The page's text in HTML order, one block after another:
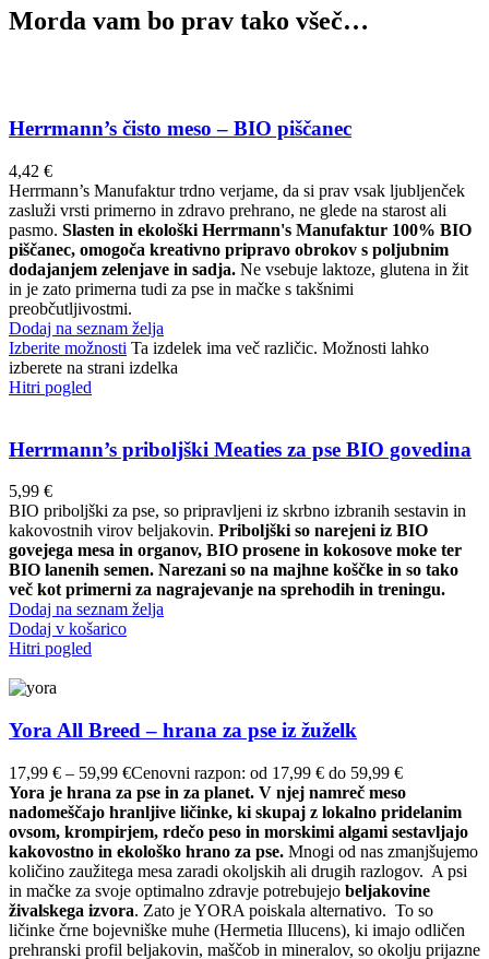
Morda vam bo prav tako všeč…
Herrmann’s čisto meso – BIO piščanec
4,42 €
Herrmann’s Manufaktur trdno verjame, da si prav vsak ljubljenček
zasluži vrsti primerno in zdravo prehrano, ne glede na starost ali
pasmo. Slasten in ekološki Herrmann's Manufaktur 100% BIO
piščanec, omogoča kreativno pripravo obrokov s poljubnim
dodajanjem zelenjave in sadja. Ne vsebuje laktoze, glutena in žit
in je zato primerna tudi za pse in mačke s takšnimi
preobčutljivostmi.
Dodaj na seznam želja
Izberite možnosti Ta izdelek ima več različic. Možnosti lahko
izberete na strani izdelka
Hitri pogled
Herrmann’s priboljški Meaties za pse BIO govedina
5,99 €
BIO priboljški za pse, so pripravljeni iz skrbno izbranih sestavin in
kakovostnih virov beljakovin. Priboljški so narejeni iz BIO
govejega mesa in organov, BIO prosene in kokosove moke ter
BIO lanenih semen. Narezani so na majhne koščke in so tako
več kot primerni za nagrajevanje na sprehodih in treningu.
Dodaj na seznam želja
Dodaj v košarico
Hitri pogled
Yora All Breed – hrana za pse iz žuželk
17,99 € – 59,99 €Cenovni razpon: od 17,99 € do 59,99 €
Yora je hrana za pse in za planet. V njej namreč meso
nadomeščajo hranljive ličinke, ki skupaj z lokalno pridelanim
ovsom, krompirjem, rdečo peso in morskimi algami sestavljajo
kakovostno in ekološko hrano za pse. Mnogi od nas zmanjšujemo
količino zaužitega mesa zaradi okoljskih ali drugih razlogov. A psi
in mačke za svoje optimalno zdravje potrebujejo beljakovine
živalskega izvora. Zato je YORA poiskala alternativo. To so
ličinke črne bojevniške muhe (Hermetia Illucens), ki imajo odličen
prehranski profil beljakovin, maščob in mineralov, so okolju prijazne